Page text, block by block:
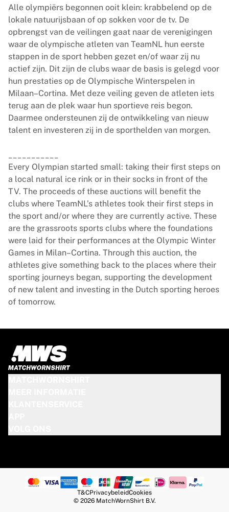
Alle olympiërs begonnen ooit klein: krabbelend op de
lokale natuurijsbaan of op sokken voor de tv. De
opbrengst van de veilingen gaat naar de verenigingen
waar de olympische atleten van TeamNL hun eerste
stappen in de sport hebben gezet en/of waar zij nu
actief zijn. Dit zijn de clubs waar de basis is gelegd voor
hun prestaties op de Olympische Winterspelen in
Milaan–Cortina. Met deze veiling geven de atleten iets
terug aan de plek waar hun sportieve reis begon.
Daarmee ondersteunen zij de ontwikkeling van nieuw
talent en investeren zij in de sporthelden van morgen.
Every Olympian started small: taking their first steps on
a local natural ice rink or in their socks in front of the
TV. The proceeds of these auctions will benefit the
clubs where TeamNL’s athletes took their first steps in
the sport and/or where they are currently active. These
are the grassroots sports clubs where the foundations
were laid for their performances at the Olympic Winter
Games in Milan–Cortina. Through this auction, the
athletes give something back to the places where their
sporting journeys began, supporting the development
of new talent and investing in the Dutch sporting heroes
of tomorrow.
T&CPrivacybeleidCookies
© 2026 MatchWornShirt B.V.